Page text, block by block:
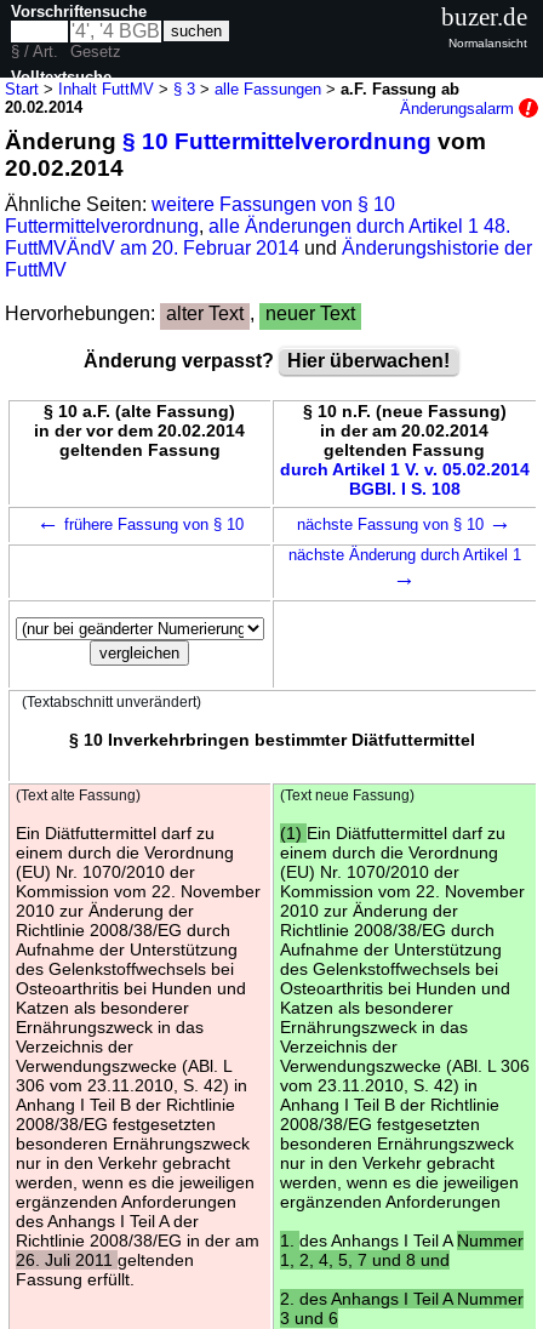
Start > Inhalt FuttMV > § 3 >alle Fassungen >a.F. Fassung ab
20.02.2014
Änderungsalarm
Änderung§ 10 Futtermittelverordnung vom
20.02.2014
Ähnliche Seiten:weitere Fassungen von § 10
Futtermittelverordnung,alle Änderungen durch Artikel 1 48.
FuttMVÄndV am 20. Februar 2014 undÄnderungshistorie der
FuttMV
Hervorhebungen: alter Text , neuer Text
Änderung verpasst? Hier überwachen!
§ 10 a.F. (alte Fassung)
in der vor dem 20.02.2014
geltenden Fassung
§ 10 n.F. (neue Fassung)
in der am 20.02.2014
geltenden Fassung
durch Artikel 1 V. v. 05.02.2014
BGBl. I S. 108
← frühere Fassung von § 10 nächste Fassung von § 10 →
nächste Änderung durch Artikel 1
→
(Textabschnitt unverändert)
§ 10 Inverkehrbringen bestimmter Diätfuttermittel
(Text alte Fassung)
Ein Diätfuttermittel darf zu
einem durch die Verordnung
(EU) Nr. 1070/2010 der
Kommission vom 22. November
2010 zur Änderung der
Richtlinie 2008/38/EG durch
Aufnahme der Unterstützung
des Gelenkstoffwechsels bei
Osteoarthritis bei Hunden und
Katzen als besonderer
Ernährungszweck in das
Verzeichnis der
Verwendungszwecke (ABl. L
306 vom 23.11.2010, S. 42) in
Anhang I Teil B der Richtlinie
2008/38/EG festgesetzten
besonderen Ernährungszweck
nur in den Verkehr gebracht
werden, wenn es die jeweiligen
ergänzenden Anforderungen
des Anhangs I Teil A der
Richtlinie 2008/38/EG in der am
26. Juli 2011 geltenden
Fassung erfüllt.
(Text neue Fassung)
(1) Ein Diätfuttermittel darf zu
einem durch die Verordnung
(EU) Nr. 1070/2010 der
Kommission vom 22. November
2010 zur Änderung der
Richtlinie 2008/38/EG durch
Aufnahme der Unterstützung
des Gelenkstoffwechsels bei
Osteoarthritis bei Hunden und
Katzen als besonderer
Ernährungszweck in das
Verzeichnis der
Verwendungszwecke (ABl. L 306
vom 23.11.2010, S. 42) in
Anhang I Teil B der Richtlinie
2008/38/EG festgesetzten
besonderen Ernährungszweck
nur in den Verkehr gebracht
werden, wenn es die jeweiligen
ergänzenden Anforderungen
1. des Anhangs I Teil A Nummer
1, 2, 4, 5, 7 und 8 und
2. des Anhangs I Teil A Nummer
3 und 6
Vorschriftensuche
§ / Art.
Gesetz
Volltextsuche
buzer.de
Normalansicht